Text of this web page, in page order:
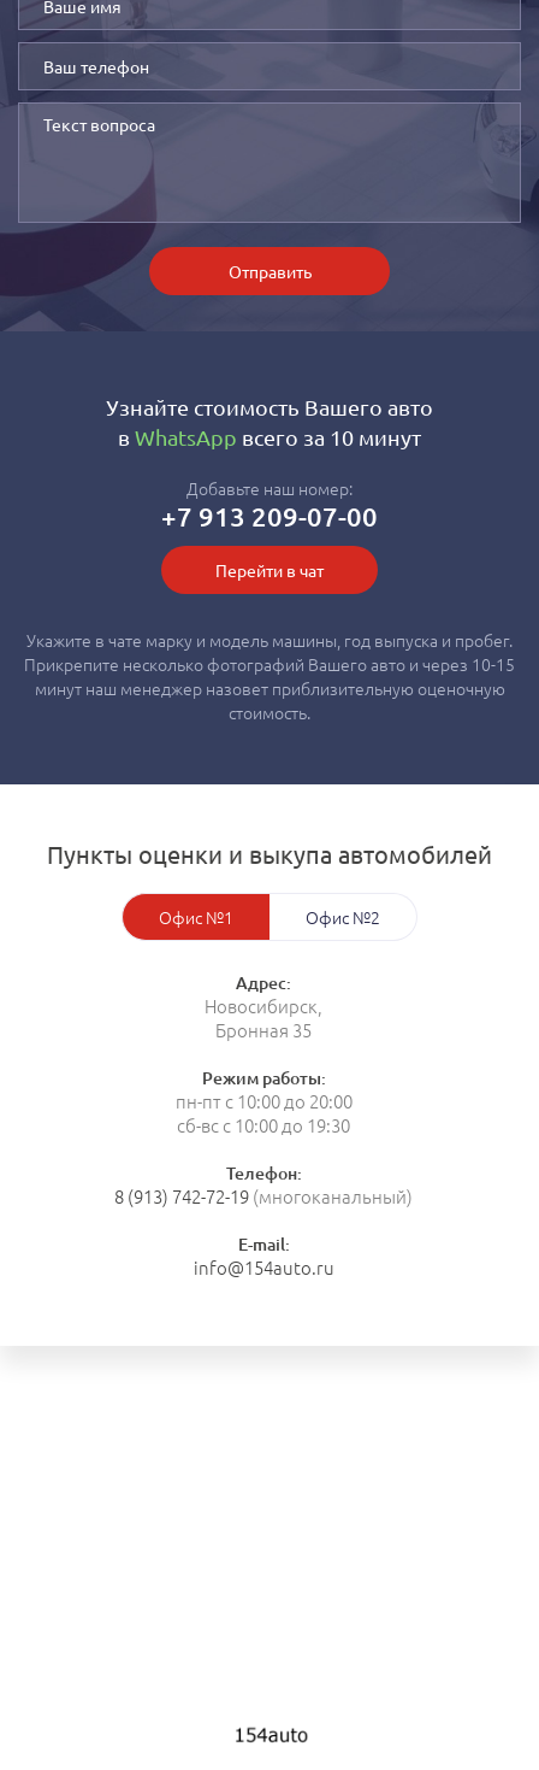
Отправить
Узнайте стоимость Вашего авто
в WhatsApp всего за 10 минут
Добавьте наш номер:
+7 913 209-07-00
Перейти в чат
Укажите в чате марку и модель машины, год выпуска и пробег.
Прикрепите несколько фотографий Вашего авто и через 10-15
минут наш менеджер назовет приблизительную оценочную
стоимость.
Пункты оценки и выкупа автомобилей
Офис №1 Офис №2
Адрес:
Новосибирск,
Бронная 35
Режим работы:
пн-пт с 10:00 до 20:00
сб-вс с 10:00 до 19:30
Телефон:
8 (913) 742-72-19(многоканальный)
E-mail:
info@154auto.ru